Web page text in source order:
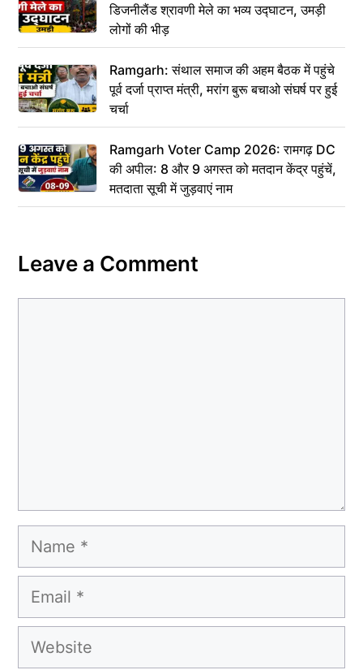
डिजनीलैंड श्रावणी मेले का भव्य उद्घाटन, उमड़ी
लोगों की भीड़
Ramgarh: संथाल समाज की अहम बैठक में पहुंचे
पूर्व दर्जा प्राप्त मंत्री, मरांग बुरू बचाओ संघर्ष पर हुई
चर्चा
Ramgarh Voter Camp 2026: रामगढ़ DC
की अपील: 8 और 9 अगस्त को मतदान केंद्र पहुंचें,
मतदाता सूची में जुड़वाएं नाम
Leave a Comment
Name
Email
Website